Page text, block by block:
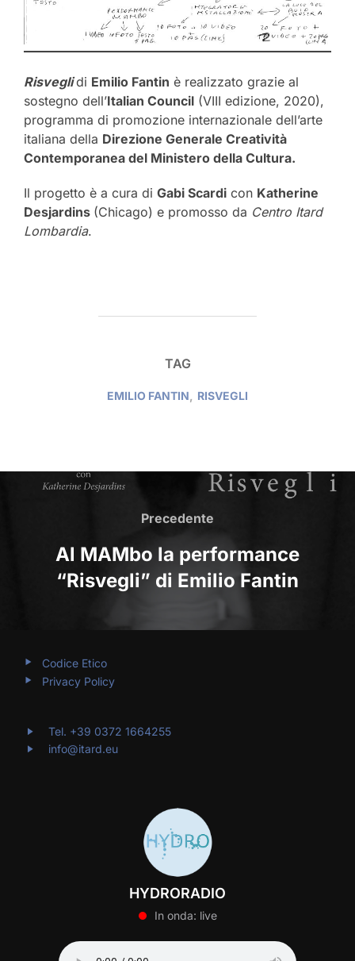
Risveglidi Emilio Fantin è realizzato grazie al
sostegno dell’Italian Council (VIII edizione, 2020),
programma di promozione internazionale dell’arte
italiana della Direzione Generale Creatività
Contemporanea del Ministero della Cultura.
Il progetto è a cura di Gabi Scardi con Katherine
Desjardins (Chicago) e promosso da Centro Itard
Lombardia.
TAG
EMILIO FANTIN RISVEGLI
NAVIGAZIONE
Precedente
Precedente
Al MAMbo la performance
“Risvegli” di Emilio Fantin
Codice Etico
Privacy Policy
Tel. +39 0372 1664255
info@itard.eu
HYDRORADIO
In onda: live